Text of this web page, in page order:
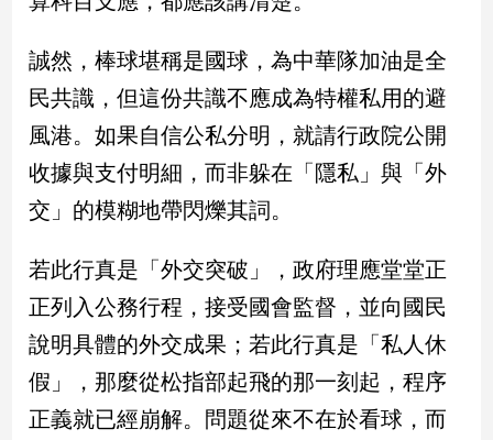
築/
室
內
設
計
旅
遊/
美
星
座/
理
消
費
誠然，棒球堪稱是國球，為中華隊加油是全
民共識，但這份共識不應成為特權私用的避
風港。如果自信公私分明，就請行政院公開
收據與支付明細，而非躲在「隱私」與「外
交」的模糊地帶閃爍其詞。
若此行真是「外交突破」，政府理應堂堂正
正列入公務行程，接受國會監督，並向國民
說明具體的外交成果；若此行真是「私人休
假」，那麼從松指部起飛的那一刻起，程序
正義就已經崩解。問題從來不在於看球，而